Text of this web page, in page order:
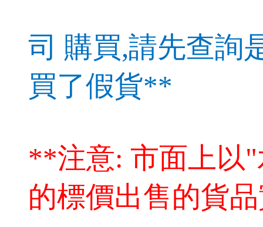
司 購買,請先查詢
買了假貨**
**注意: 市面上以
的標價出售的貨